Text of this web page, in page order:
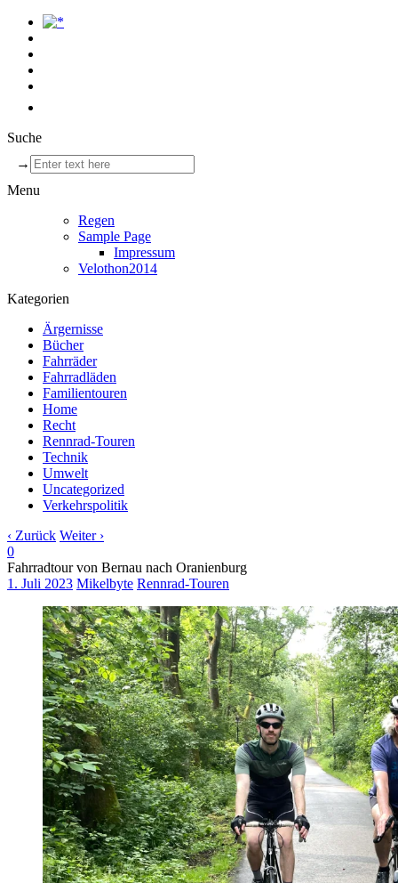
Suche
→
Menu
Regen
Sample Page
Impressum
Velothon2014
Kategorien
Ärgernisse
Bücher
Fahrräder
Fahrradläden
Familientouren
Home
Recht
Rennrad-Touren
Technik
Umwelt
Uncategorized
Verkehrspolitik
‹ Zurück Weiter ›
0
Fahrradtour von Bernau nach Oranienburg
1. Juli 2023 Mikelbyte Rennrad-Touren